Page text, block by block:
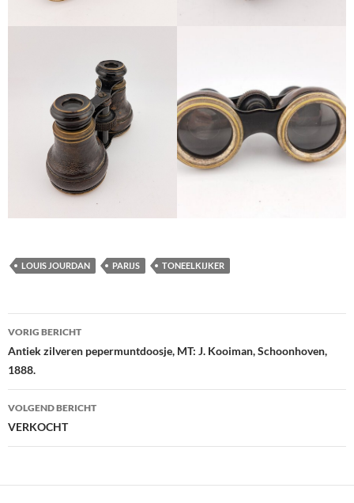
LOUIS JOURDAN PARIJS TONEELKIJKER
Berichtnavigatie
VORIG BERICHT
Antiek zilveren pepermuntdoosje, MT: J. Kooiman, Schoonhoven,
1888.
VOLGEND BERICHT
VERKOCHT